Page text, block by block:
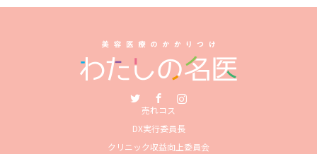
売れコス
DX実行委員長
クリニック収益向上委員会